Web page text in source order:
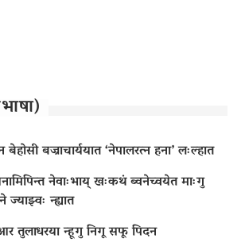
बेहोसी बज्राचार्ययात ‘नेपालरत्न हना’ लःल्हात
नेवाःभाय् खःकथं ब्वनेच्वयेत माःगु
न्ह्यात
तुलाधरया न्हूगु निगू सफू पिदन